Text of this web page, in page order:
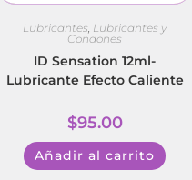
Lubricantes Lubricantes y
Condones
ID Sensation 12ml-
Lubricante Efecto Caliente
$95.00
Añadir al carrito